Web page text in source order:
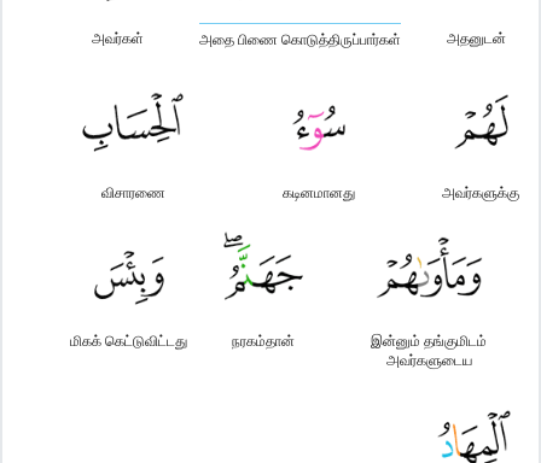
அதனுடன்
அதை பிணை கொடுத்திருப்பார்கள்
அவர்கள்
அவர்களுக்கு
கடினமானது
விசாரணை
இன்னும் தங்குமிடம்
அவர்களுடைய
நரகம்தான்
மிகக் கெட்டுவிட்டது